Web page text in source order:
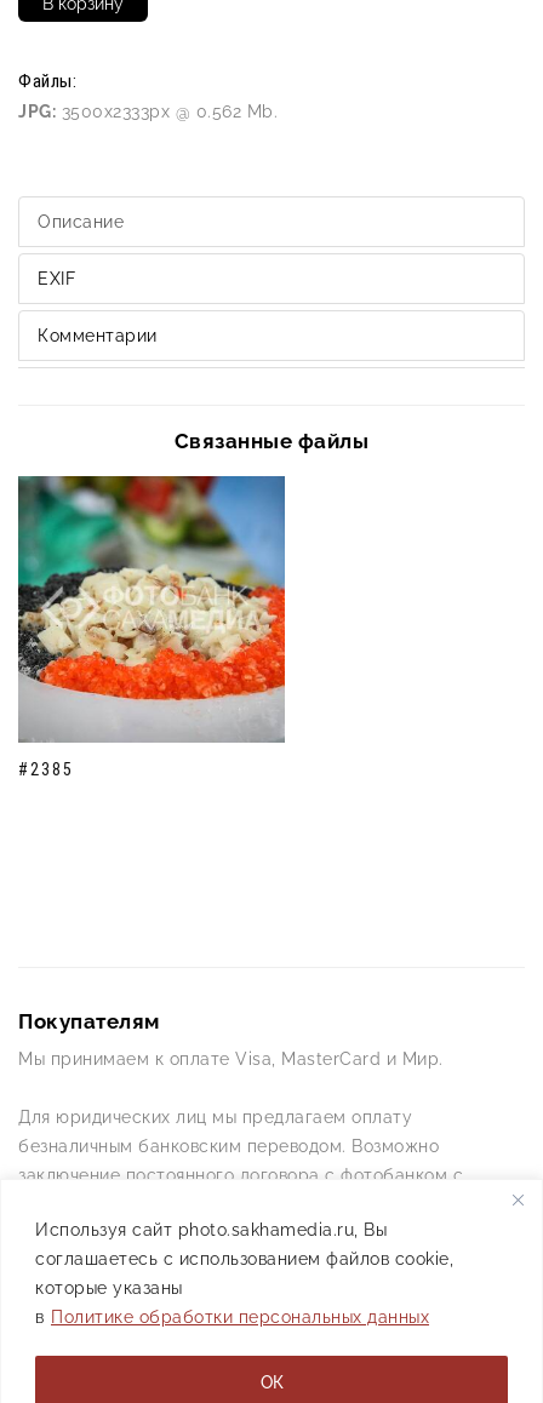
Используя сайт photo.sakhamedia.ru, Вы
соглашаетесь с использованием файлов cookie,
которые указаны
в Политике обработки персональных данных
ОК
Файлы:
JPG: 3500x2333px @ 0.562 Mb.
Описание
EXIF
Комментарии
Связанные файлы
#2385
Покупателям
Мы принимаем к оплате Visa, MasterCard и Мир.
Для юридических лиц мы предлагаем оплату
безналичным банковским переводом. Возможно
заключение постоянного договора с фотобанком с
Позвоните нам по телефону +7(4112) 42-09-42 — и мы
ответим на все ваши вопросы